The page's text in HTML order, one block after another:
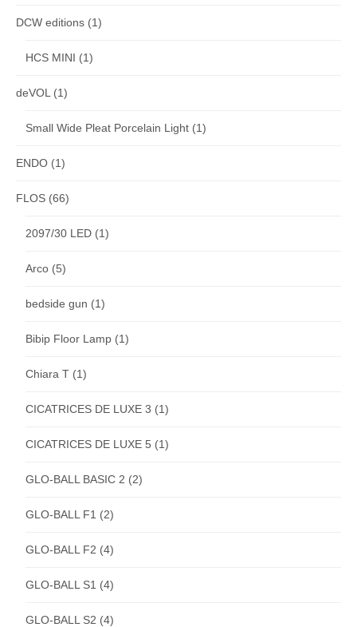
DCW editions (1)
HCS MINI (1)
deVOL (1)
Small Wide Pleat Porcelain Light (1)
ENDO (1)
FLOS (66)
2097/30 LED (1)
Arco (5)
bedside gun (1)
Bibip Floor Lamp (1)
Chiara T (1)
CICATRICES DE LUXE 3 (1)
CICATRICES DE LUXE 5 (1)
GLO-BALL BASIC 2 (2)
GLO-BALL F1 (2)
GLO-BALL F2 (4)
GLO-BALL S1 (4)
GLO-BALL S2 (4)